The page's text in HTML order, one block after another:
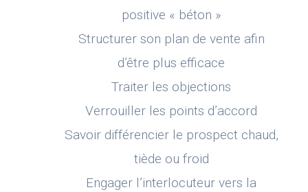
positive « béton »
Structurer son plan de vente afin
d’être plus efficace
Traiter les objections
Verrouiller les points d’accord
Savoir différencier le prospect chaud,
tiède ou froid
Engager l’interlocuteur vers la